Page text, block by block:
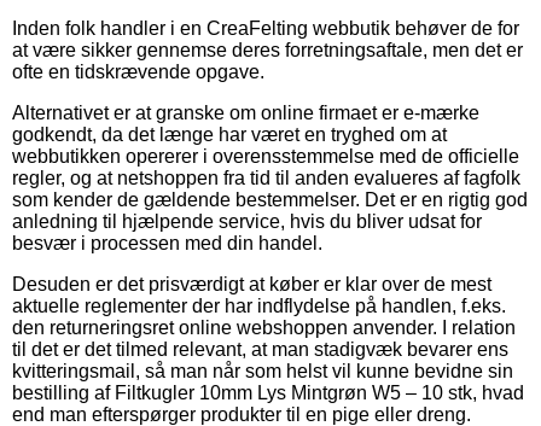
Inden folk handler i en CreaFelting webbutik behøver de for
at være sikker gennemse deres forretningsaftale, men det er
ofte en tidskrævende opgave.
Alternativet er at granske om online firmaet er e-mærke
godkendt, da det længe har været en tryghed om at
webbutikken opererer i overensstemmelse med de officielle
regler, og at netshoppen fra tid til anden evalueres af fagfolk
som kender de gældende bestemmelser. Det er en rigtig god
anledning til hjælpende service, hvis du bliver udsat for
besvær i processen med din handel.
Desuden er det prisværdigt at køber er klar over de mest
aktuelle reglementer der har indflydelse på handlen, f.eks.
den returneringsret online webshoppen anvender. I relation
til det er det tilmed relevant, at man stadigvæk bevarer ens
kvitteringsmail, så man når som helst vil kunne bevidne sin
bestilling af Filtkugler 10mm Lys Mintgrøn W5 – 10 stk, hvad
end man efterspørger produkter til en pige eller dreng.